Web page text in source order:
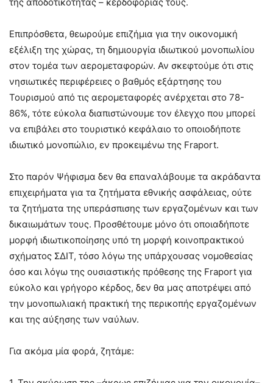
Επιπρόσθετα, θεωρούμε επιζήμια για την οικονομική
εξέλιξη της χώρας, τη δημιουργία ιδιωτικού μονοπωλίου
στον τομέα των αερομεταφορών. Αν σκεφτούμε ότι στις
νησιωτικές περιφέρειες ο βαθμός εξάρτησης του
Τουρισμού από τις αερομεταφορές ανέρχεται στο 78-
86%, τότε εύκολα διαπιστώνουμε τον έλεγχο που μπορεί
να επιβάλει στο τουριστικό κεφάλαιο το οποιοδήποτε
ιδιωτικό μονοπώλιο, εν προκειμένω της Fraport.
Στο παρόν Ψήφισμα δεν θα επαναλάβουμε τα ακράδαντα
επιχειρήματα για τα ζητήματα εθνικής ασφάλειας, ούτε
τα ζητήματα της υπεράσπισης των εργαζομένων και των
δικαιωμάτων τους. Προσθέτουμε μόνο ότι οποιαδήποτε
μορφή ιδιωτικοποίησης υπό τη μορφή κοινοπρακτικού
σχήματος ΣΔΙΤ, τόσο λόγω της υπάρχουσας νομοθεσίας
όσο και λόγω της ουσιαστικής πρόθεσης της Fraport για
εύκολο και γρήγορο κέρδος, δεν θα μας αποτρέψει από
την μονοπωλιακή πρακτική της περικοπής εργαζομένων
και της αύξησης των ναύλων.
Για ακόμα μία φορά, ζητάμε: